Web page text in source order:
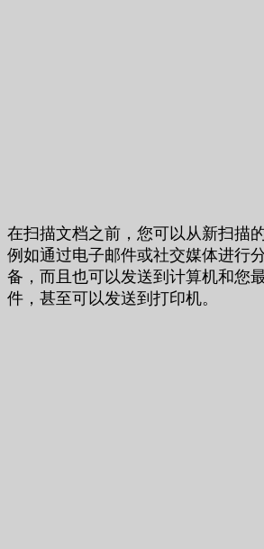
在扫描文档之前，您可以从新扫描
例如通过电子邮件或社交媒体进行
备，而且也可以发送到计算机和您
件，甚至可以发送到打印机。